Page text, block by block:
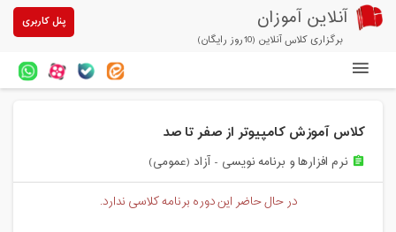
آنلاین آموزان
برگزاری کلاس آنلاین (10روز رایگان)
پنل کاربری
آزمون های آنلاین
خرید سرویس کلاس آنلاین
کلاس آموزش کامپیوتر از صفر تا صد
assignment نرم افزارها و برنامه نویسی - آزاد (عمومی)
در حال حاضر این دوره برنامه کلاسی ندارد.